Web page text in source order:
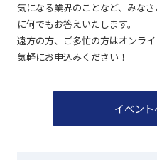
気になる業界のことなど、みな
に何でもお答えいたします。
遠方の方、ご多忙の方はオンラ
気軽にお申込みください！
イベン